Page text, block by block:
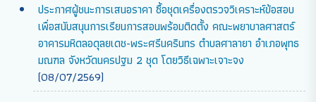
ประกาศผู้ชนะการเสนอราคา ซื้อชุดเครื่องตรวจวิเคราะห์ข้อสอบ
เพื่อสนับสนุนการเรียนการสอนพร้อมติดตั้ง คณะพยาบาลศาสตร์
อาคารมหิดลอดุลยเดช-พระศรีนครินทร ตำบลศาลายา อำเภอพุทธ
มณฑล จังหวัดนครปฐม 2 ชุด โดยวิธีเฉพาะเจาะจง
(08/07/2569)